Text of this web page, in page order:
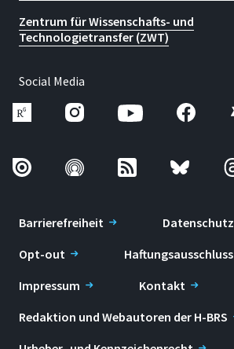
Zentrum für Wissenschafts- und
Technologietransfer (ZWT)
Social Media
Barrierefreiheit
Datenschutz
Opt-out
Haftungsausschluss
Impressum
Kontakt
Redaktion und Webautoren der H-BRS